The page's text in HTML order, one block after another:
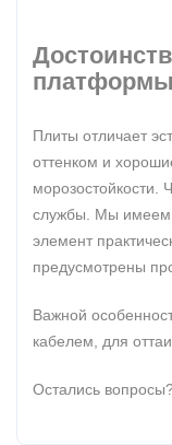
Плиты отличает
оттенком и
морозостойкости.
службы. Мы имеем
элемент
предусмотрены
Важной
кабелем, для
Остались